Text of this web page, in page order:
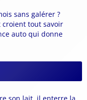
sans galérer ?
croient tout savoir
auto qui donne